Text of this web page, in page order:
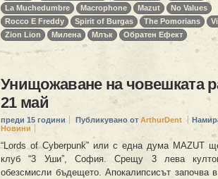
La Muchedumbre
Macrophone Mazut
No Values
Rocco E Freddy
Spirit of Burgas The Pomorians
Zion Lion
Милена Млък Обратен Ефект
Унищожаване на човешката
21 май
преди 15 години Публикувано от ArthurDent
Новини
“Lords of Cyberpunk” или с една дума MAZUT
клуб “3 Уши”, София. Срещу 3 лева
обезсмисли бъдещето. Апокалипсисът започва